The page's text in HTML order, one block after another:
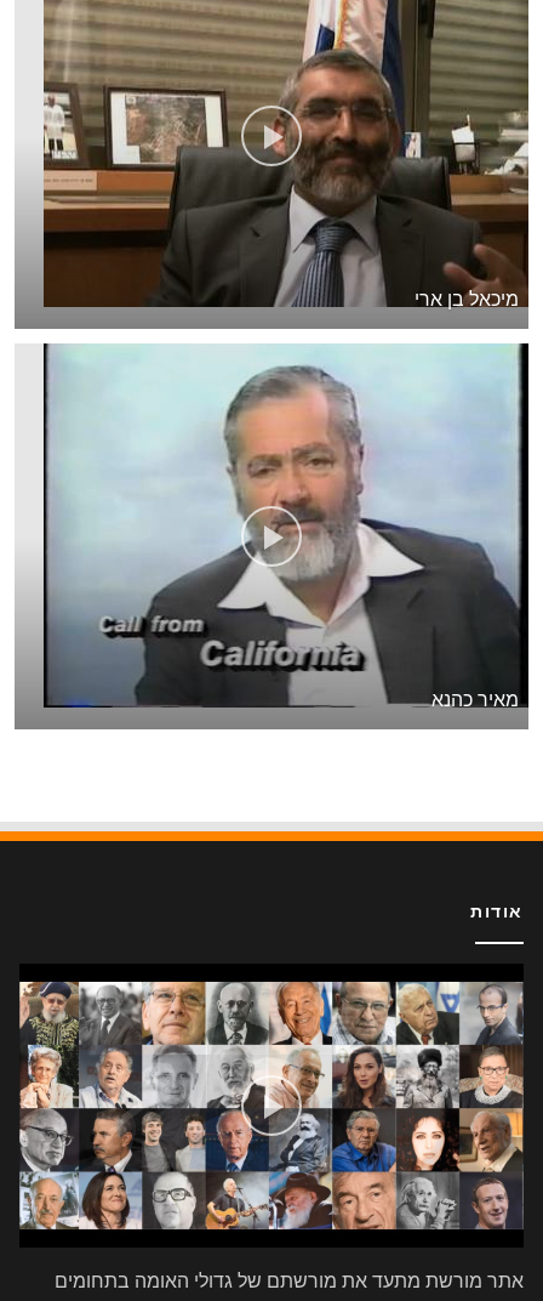
מיכאל בן ארי
מאיר כהנא
אודות
אתר מורשת מתעד את מורשתם של גדולי האומה בתחומים